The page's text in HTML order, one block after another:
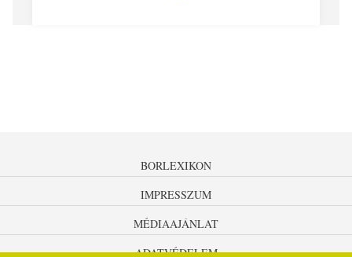
BORLEXIKON
IMPRESSZUM
MÉDIAAJÁNLAT
ADATVÉDELEM